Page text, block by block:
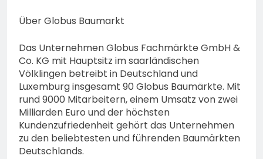
Über Globus Baumarkt
Das Unternehmen Globus Fachmärkte GmbH &
Co. KG mit Hauptsitz im saarländischen
Völklingen betreibt in Deutschland und
Luxemburg insgesamt 90 Globus Baumärkte. Mit
rund 9000 Mitarbeitern, einem Umsatz von zwei
Milliarden Euro und der höchsten
Kundenzufriedenheit gehört das Unternehmen
zu den beliebtesten und führenden Baumärkten
Deutschlands.